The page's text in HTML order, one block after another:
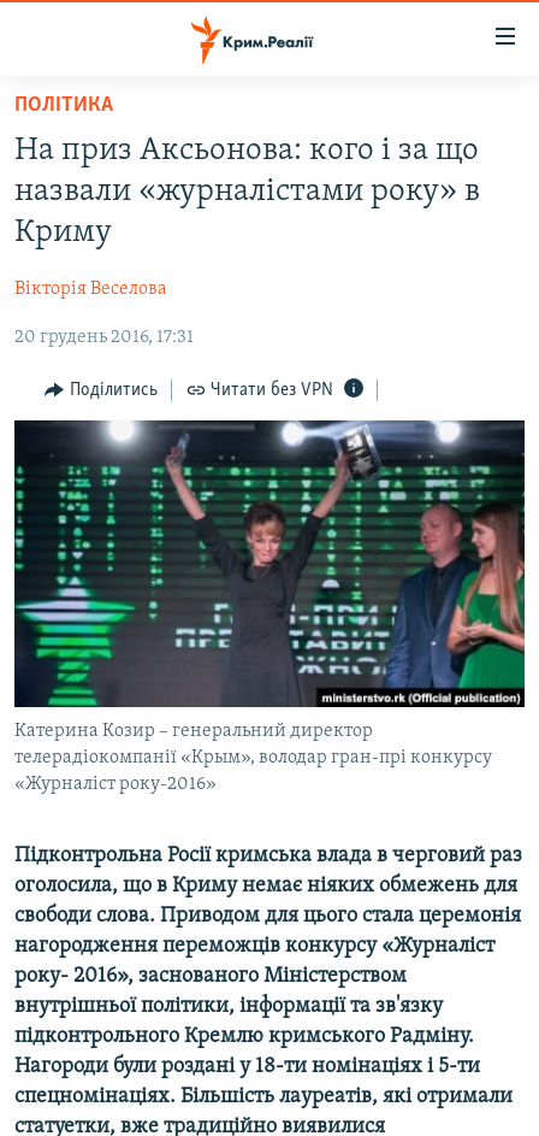
Перейти
основного
матеріалу
Перейти
до
основної
навігації
Перейти
пошуку
ВОДА.КРИМ
ВІДЕО ТА ФОТО
БЛОГИ
ПОГЛЯД
ІНТЕРВ'Ю
ВСЕ ЗА ДЕНЬ
СПЕЦПРОЕКТИ
ДЕПОРТАЦІЯ
ВІДЕОУРОКИ «ELIFBE»
СВІДЧЕННЯ ОКУПАЦІЇ
УКРАЇНСЬКА ПРОБЛЕМА КРИМУ
ІНФОГРАФІКА
ЯК ОБІЙТИ БЛОКУВАННЯ
Русский
Qırımtatar
ДОЛУЧАЙСЯ!
ПОЛІТИКА
На приз Аксьонова: кого і за що
назвали «журналістами року» в
Криму
Вікторія Веселова
20 грудень 2016, 17:31
Поділитись Читати без VPN
Катерина Козир – генеральний директор
телерадіокомпанії «Крым», володар гран-прі конкурсу
«Журналіст року-2016»
Підконтрольна Росії кримська влада в черговий раз
оголосила, що в Криму немає ніяких обмежень для
свободи слова. Приводом для цього стала церемонія
нагородження переможців конкурсу «Журналіст
року- 2016», заснованого Міністерством
внутрішньої політики, інформації та зв'язку
підконтрольного Кремлю кримського Радміну.
Нагороди були роздані у 18-ти номінаціях і 5-ти
спецномінаціях. Більшість лауреатів, які отримали
статуетки, вже традиційно виявилися